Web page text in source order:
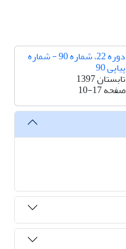
دوره 22، شماره 90 - شماره
پیاپی 90
تابستان 1397
صفحه10-17